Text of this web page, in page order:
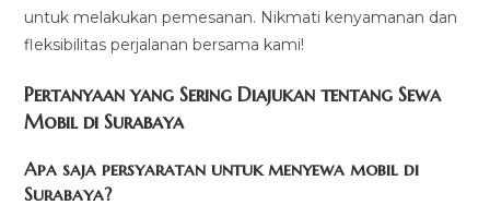
untuk melakukan pemesanan. Nikmati kenyamanan dan
fleksibilitas perjalanan bersama kami!
Pertanyaan yang Sering Diajukan tentang Sewa
Mobil di Surabaya
Apa saja persyaratan untuk menyewa mobil di
Surabaya?